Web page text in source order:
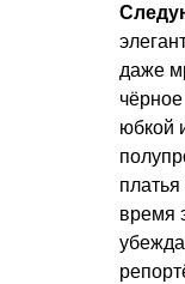
даже
юбкой
время